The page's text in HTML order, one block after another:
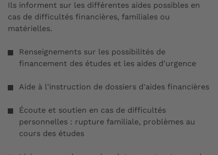
Ils informent sur les différentes aides possibles en
cas de difficultés financières, familiales ou
matérielles.
Renseignements sur les possibilités de
financement des études et les aides d'urgence
Aide à l'instruction de dossiers d'aides financières
Écoute et soutien en cas de difficultés
personnelles : rupture familiale, problèmes au
cours des études